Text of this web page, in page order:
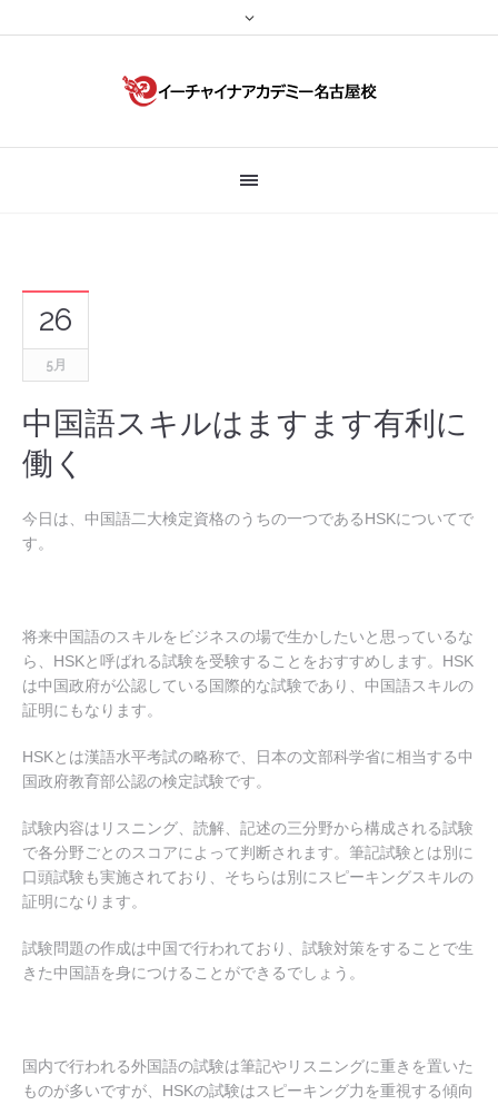
26
5月
中国語スキルはますます有利に
働く
今日は、中国語二大検定資格のうちの一つであるHSKについてで
す。
将来中国語のスキルをビジネスの場で生かしたいと思っているな
ら、HSKと呼ばれる試験を受験することをおすすめします。HSK
は中国政府が公認している国際的な試験であり、中国語スキルの
証明にもなります。
HSKとは漢語水平考試の略称で、日本の文部科学省に相当する中
国政府教育部公認の検定試験です。
試験内容はリスニング、読解、記述の三分野から構成される試験
で各分野ごとのスコアによって判断されます。筆記試験とは別に
口頭試験も実施されており、そちらは別にスピーキングスキルの
証明になります。
試験問題の作成は中国で行われており、試験対策をすることで生
きた中国語を身につけることができるでしょう。
国内で行われる外国語の試験は筆記やリスニングに重きを置いた
ものが多いですが、HSKの試験はスピーキング力を重視する傾向